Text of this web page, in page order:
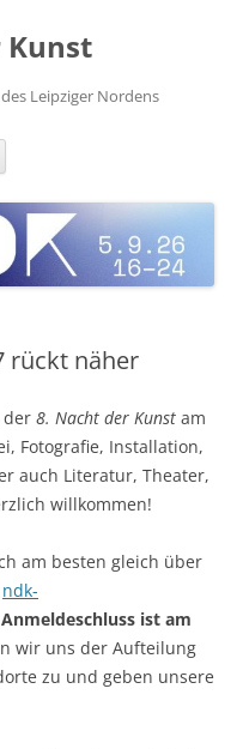
Kunst
Leipziger Nordens
rückt näher
der 8. Nacht der Kunst am
Fotografie, Installation,
auch Literatur, Theater,
willkommen!
am besten gleich über
ndk-
Anmeldeschluss ist am
wir uns der Aufteilung
zu und geben unsere